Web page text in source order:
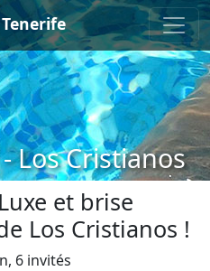
Los Cristianos
et brise
Los Cristianos !
6 invités